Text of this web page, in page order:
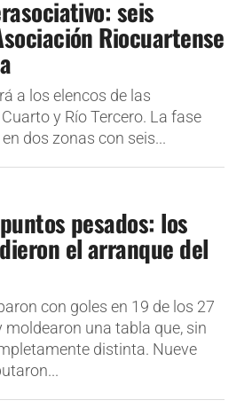
seis
Riocuartense
a los elencos de las
y Río Tercero. La fase
dos zonas con seis...
pesados: los
el arranque del
con goles en 19 de los 27
una tabla que, sin
distinta. Nueve